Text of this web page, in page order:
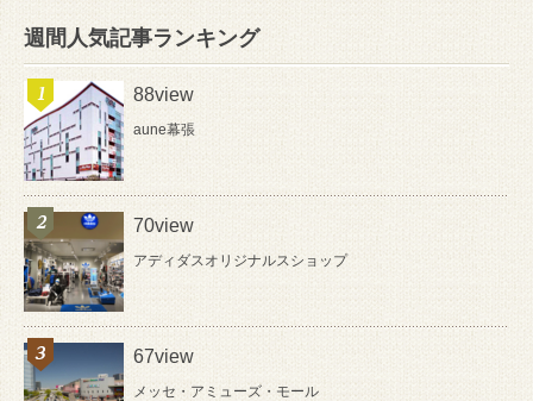
週間人気記事ランキング
88view
aune幕張
70view
アディダスオリジナルスショップ
67view
メッセ・アミューズ・モール